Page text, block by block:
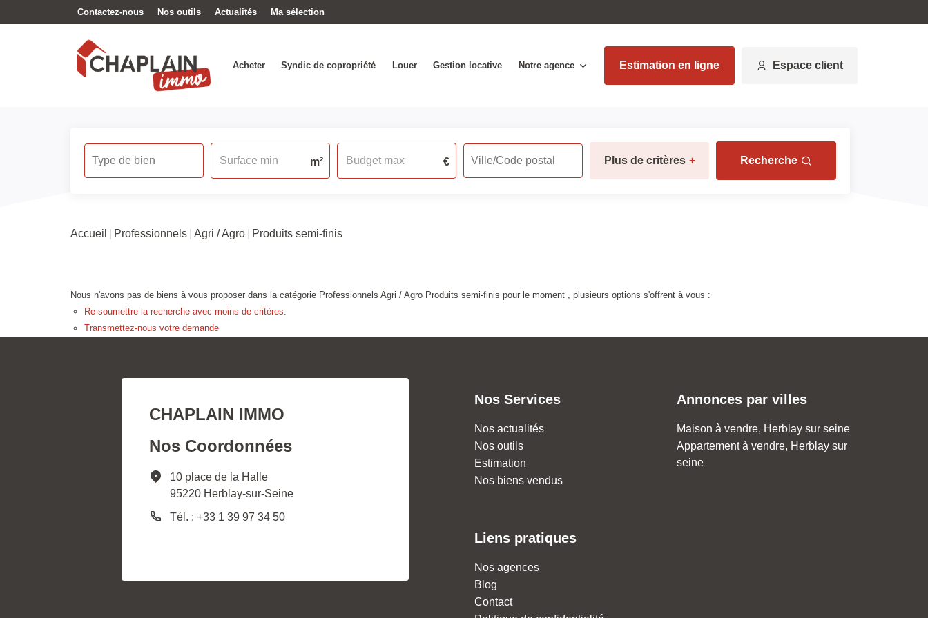
Contactez-nous Nos outils Actualités Ma sélection
Acheter Syndic de copropriété Louer Gestion locative Notre agence Estimation en ligne Espace client
m² € Plus de critères + Recherche
Accueil Professionnels Agri / Agro Produits semi-finis
Nous n'avons pas de biens à vous proposer dans la catégorie Professionnels Agri / Agro Produits semi-finis pour le moment , plusieurs options s'offrent à vous :
Re-soumettre la recherche avec moins de critères.
Transmettez-nous votre demande
CHAPLAIN IMMO
Nos Coordonnées
10 place de la Halle
95220 Herblay-sur-Seine
Tél. : +33 1 39 97 34 50
Nos Services
Nos actualités
Nos outils
Estimation
Nos biens vendus
Liens pratiques
Nos agences
Blog
Contact
Annonces par villes
Maison à vendre, Herblay sur seine
Appartement à vendre, Herblay sur
seine